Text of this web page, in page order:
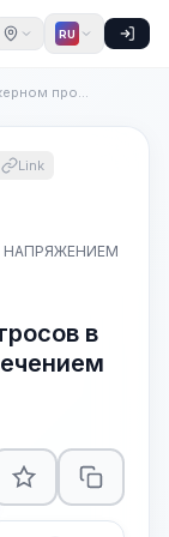
RU
Подвеска грозозащитных тросов в анкерном пролете с пересечен...
Link
в